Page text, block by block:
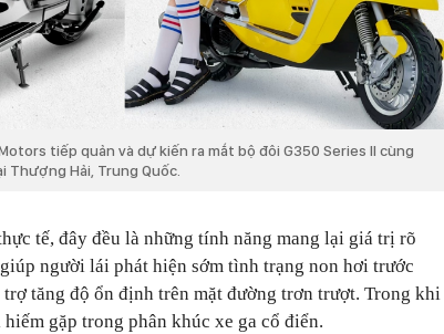
tiếp quản và dự kiến ra mắt bộ đôi G350 Series II cùng
Thượng Hải, Trung Quốc.
tế, đây đều là những tính năng mang lại giá trị rõ
người lái phát hiện sớm tình trạng non hơi trước
trợ tăng độ ổn định trên mặt đường trơn trượt. Trong khi
gặp trong phân khúc xe ga cổ điển.